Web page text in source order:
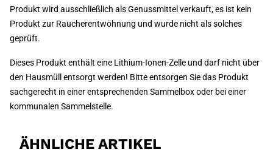
Produkt wird ausschließlich als Genussmittel verkauft, es ist kein
Produkt zur Raucherentwöhnung und wurde nicht als solches
geprüft.
Dieses Produkt enthält eine Lithium-Ionen-Zelle und darf nicht über
den Hausmüll entsorgt werden! Bitte entsorgen Sie das Produkt
sachgerecht in einer entsprechenden Sammelbox oder bei einer
kommunalen Sammelstelle.
ÄHNLICHE ARTIKEL